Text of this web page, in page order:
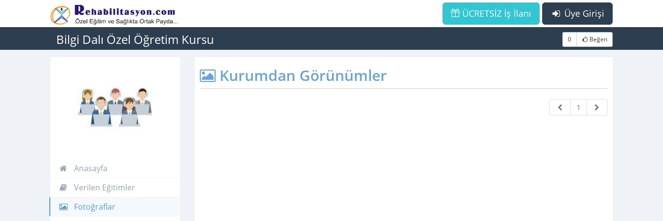
Üye Girişi
ÜCRETSİZ İş İlanı
Bilgi Dalı Özel Öğretim Kursu 0 Beğen
Anasayfa
Verilen Eğitimler
Fotoğraflar
Kurumdan Görünümler
1